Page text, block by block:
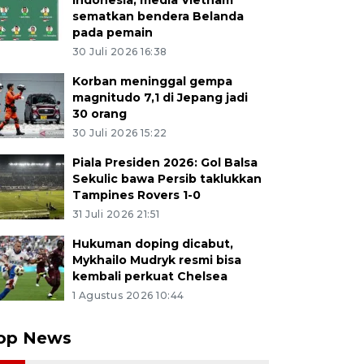
sematkan bendera Belanda
pada pemain
30 Juli 2026 16:38
Korban meninggal gempa
magnitudo 7,1 di Jepang jadi
30 orang
30 Juli 2026 15:22
Piala Presiden 2026: Gol Balsa
Sekulic bawa Persib taklukkan
Tampines Rovers 1-0
31 Juli 2026 21:51
Hukuman doping dicabut,
Mykhailo Mudryk resmi bisa
kembali perkuat Chelsea
1 Agustus 2026 10:44
News